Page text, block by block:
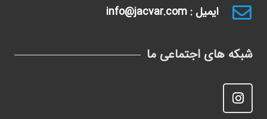
ایمیل : info@jacvar.com
شبکه های اجتماعی ما